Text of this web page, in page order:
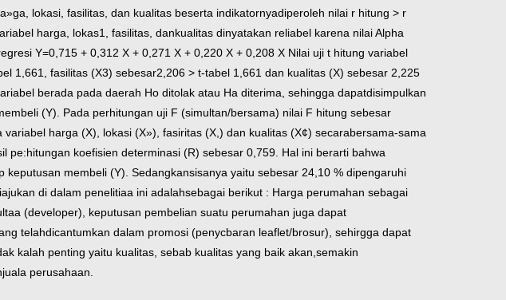
lokasi, fasilitas, dan kualitas beserta indikatornyadiperoleh nilai r hitung > r
harga, lokas1, fasilitas, dankualitas dinyatakan reliabel karena nilai Alpha
Y=0,715 + 0,312 X + 0,271 X + 0,220 X + 0,208 X Nilai uji t hitung variabel
1,661, fasilitas (X3) sebesar2,206 > t-tabel 1,661 dan kualitas (X) sebesar 2,225
berada pada daerah Ho ditolak atau Ha diterima, sehingga dapatdisimpulkan
(Y). Pada perhitungan uji F (simultan/bersama) nilai F hitung sebesar
variabel harga (X), lokasi (X»), fasiritas (X,) dan kualitas (X¢) secarabersama-sama
pe:hitungan koefisien determinasi (R) sebesar 0,759. Hal ini berarti bahwa
keputusan membeli (Y). Sedangkansisanya yaitu sebesar 24,10 % dipengaruhi
di dalam penelitiaa ini adalahsebagai berikut : Harga perumahan sebagai
(developer), keputusan pembelian suatu perumahan juga dapat
telahdicantumkan dalam promosi (penycbaran leaflet/brosur), sehirgga dapat
kalah penting yaitu kualitas, sebab kualitas yang baik akan, semakin
perusahaan.